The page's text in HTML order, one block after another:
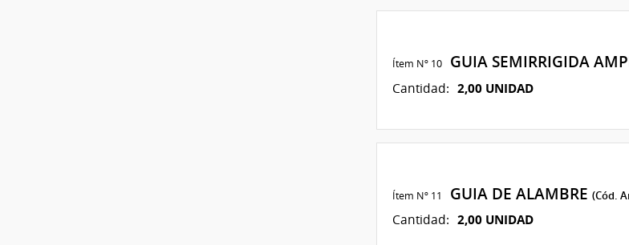
Ítem Nº 10GUIA SEMIRRIGIDA
Cantidad: 2,00 UNIDAD
Ítem Nº 11 GUIA DE ALAMBRE (Cód.
Cantidad: 2,00 UNIDAD